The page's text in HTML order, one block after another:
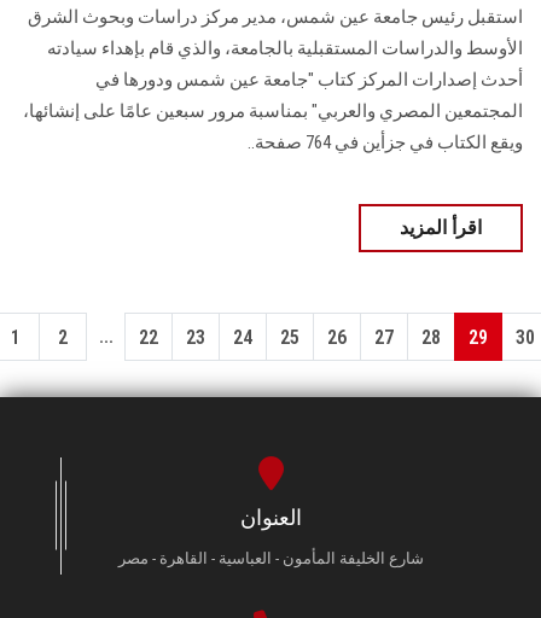
استقبل رئيس جامعة عين شمس، مدير مركز دراسات وبحوث الشرق
الأوسط والدراسات المستقبلية بالجامعة، والذي قام بإهداء سيادته
أحدث إصدارات المركز كتاب "جامعة عين شمس ودورها في
المجتمعين المصري والعربي" بمناسبة مرور سبعين عامًا على إنشائها،
ويقع الكتاب في جزأين في 764 صفحة..
اقرأ المزيد
1 2 ... 22 23 24 25 26 27 28 29 30
العنوان
شارع الخليفة المأمون - العباسية - القاهرة - مصر